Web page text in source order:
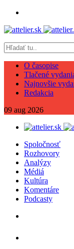
O časopise
Tlačené
Najnovšie
Redakcia
09 aug 2026
Spoločnosť
Rozhovory
Analýzy
Médiá
Kultúra
Komentáre
Podcasty